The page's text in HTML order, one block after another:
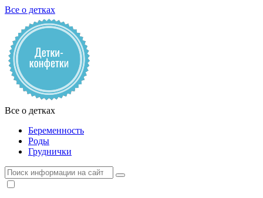
Все о детках
Все о детках
Беременность
Роды
Груднички